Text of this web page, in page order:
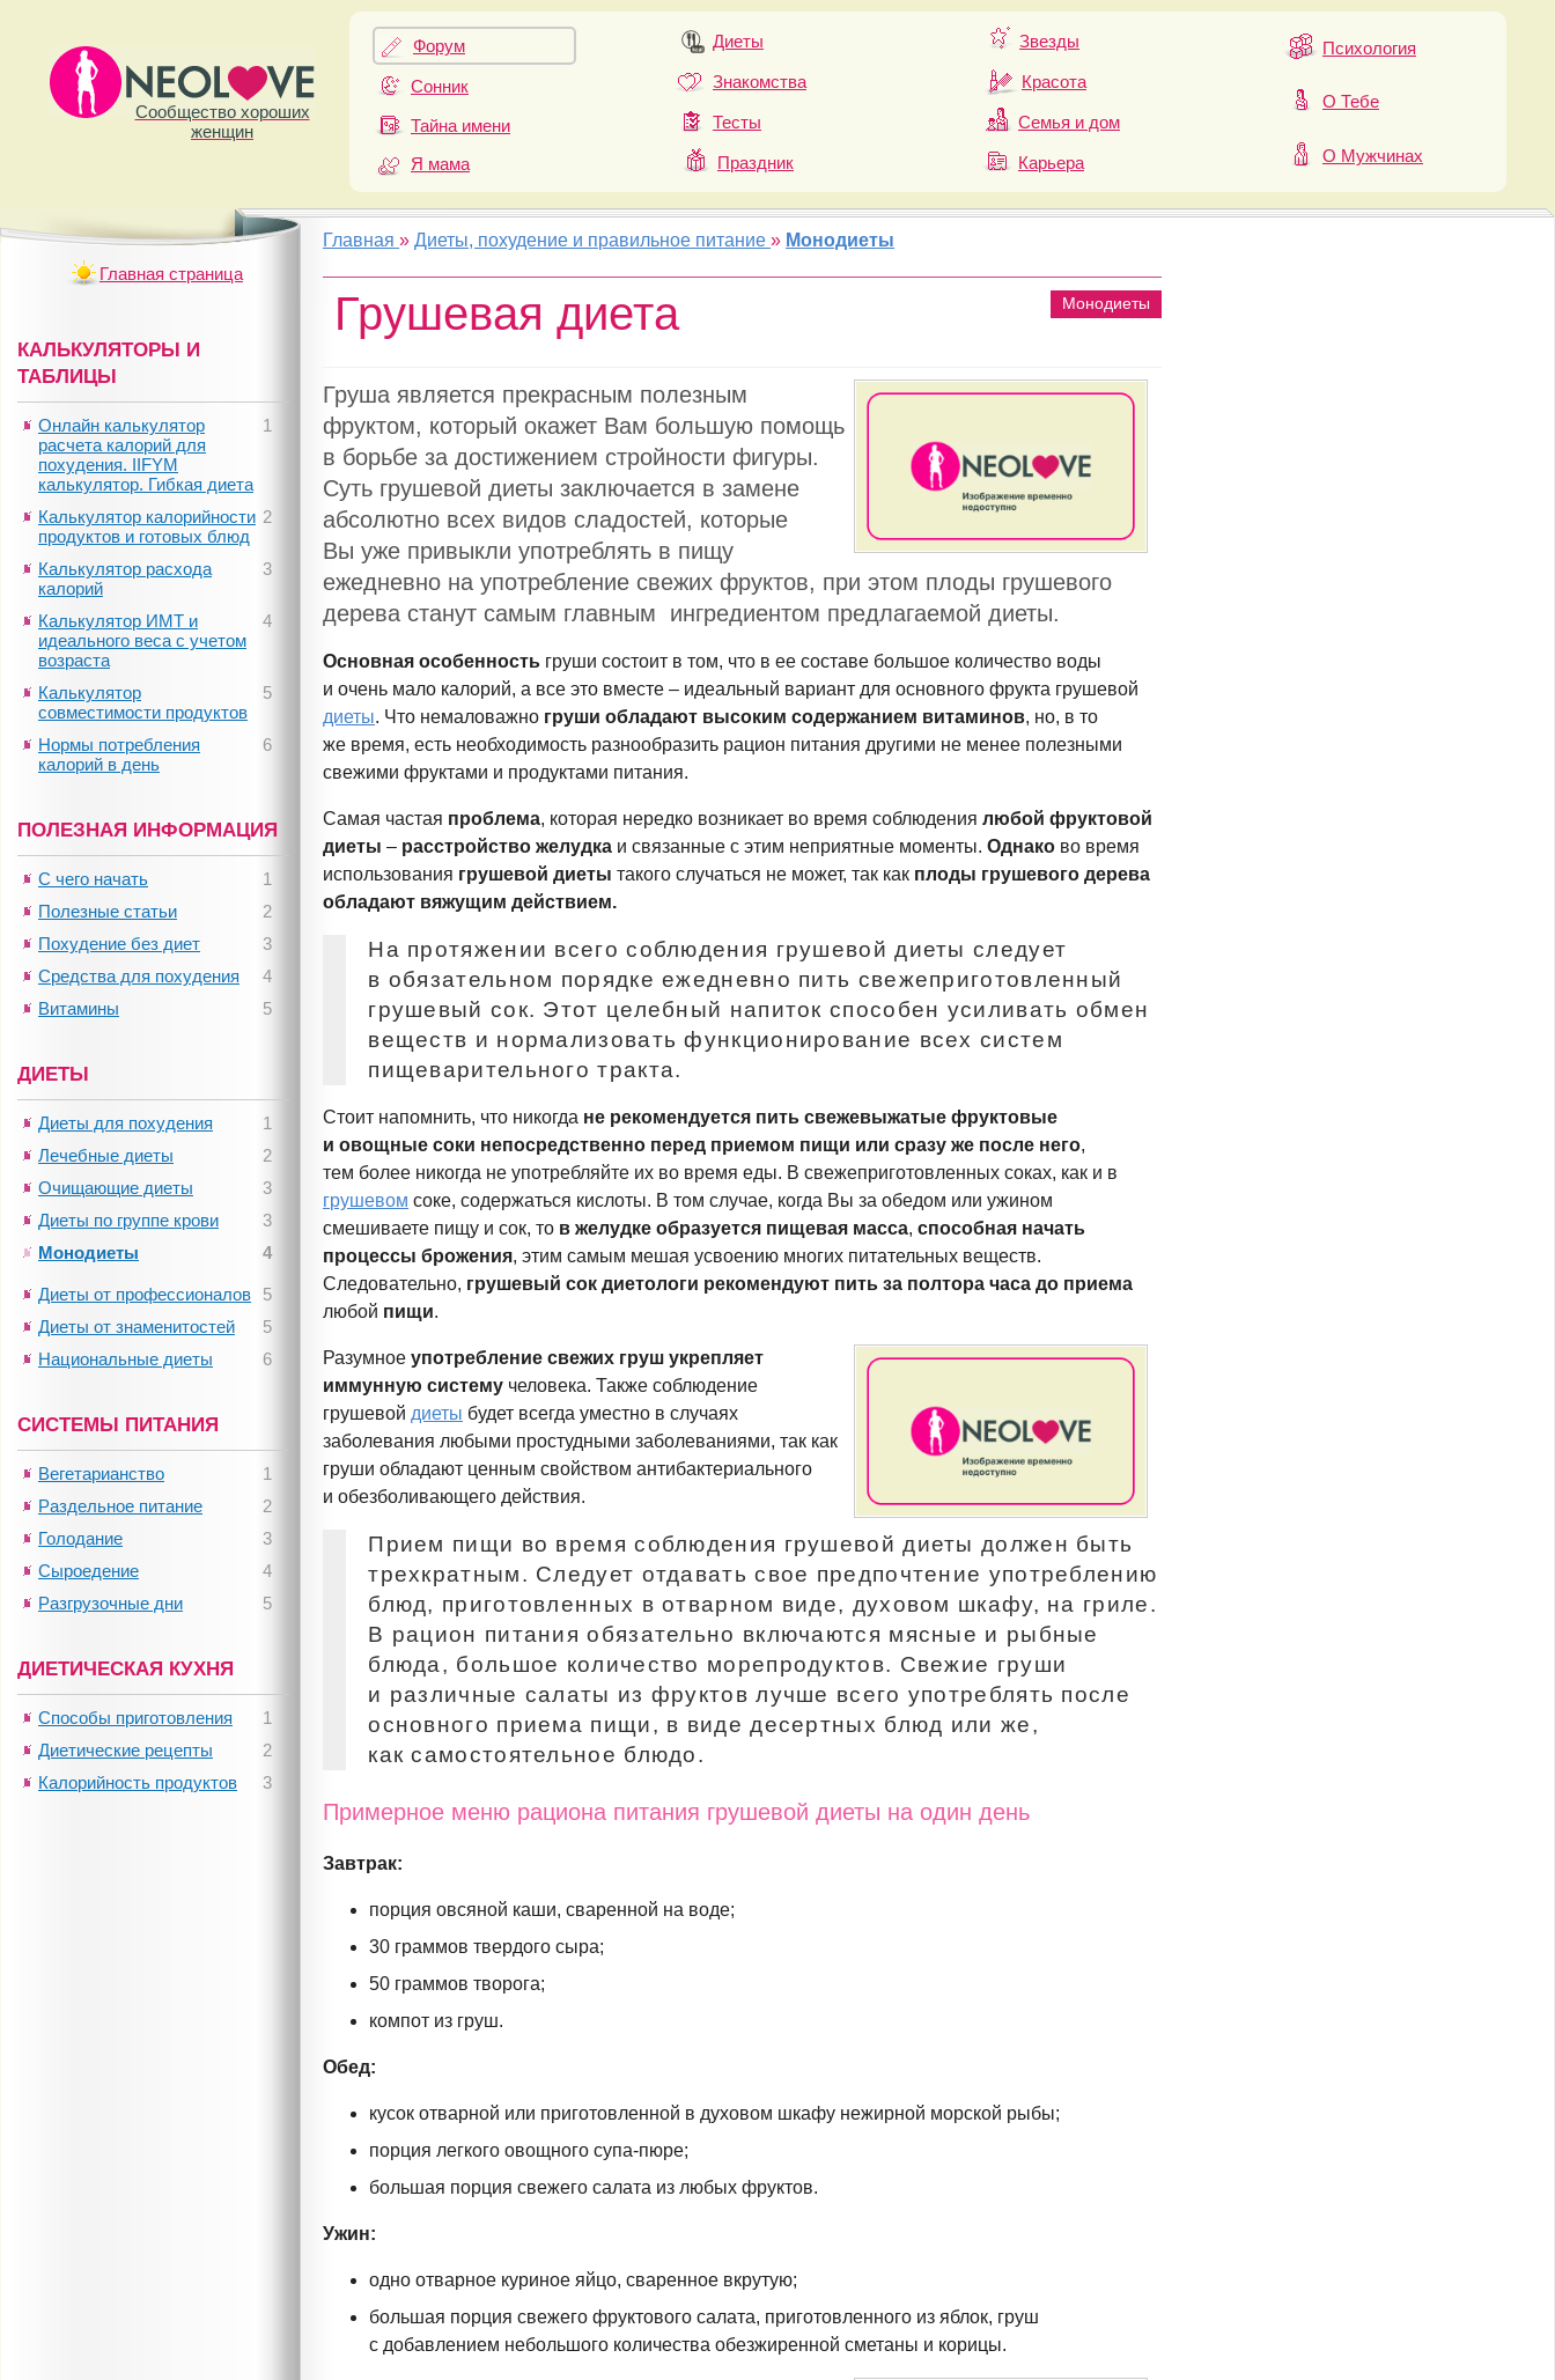
Сообщество хороших
женщин
Форум
Сонник
Тайна имени
Я мама
Диеты
Знакомства
Тесты
Праздник
Звезды
Красота
Семья и дом
Карьера
Психология
О Тебе
О Мужчинах
Главная »Диеты, похудение и правильное питание » Монодиеты
Монодиеты
Грушевая диета
Груша является прекрасным полезным
фруктом, который окажет Вам большую помощь
в борьбе за достижением стройности фигуры.
Суть грушевой диеты заключается в замене
абсолютно всех видов сладостей, которые
Вы уже привыкли употреблять в пищу
ежедневно на употребление свежих фруктов, при этом плоды грушевого
дерева станут самым главным ингредиентом предлагаемой диеты.
Основная особенность груши состоит в том, что в ее составе большое количество воды
и очень мало калорий, а все это вместе – идеальный вариант для основного фрукта грушевой
диеты. Что немаловажно груши обладают высоким содержанием витаминов, но, в то
же время, есть необходимость разнообразить рацион питания другими не менее полезными
свежими фруктами и продуктами питания.
Самая частая проблема, которая нередко возникает во время соблюдениялюбой фруктовой
диеты – расстройство желудка и связанные с этим неприятные моменты.Однако во время
использования грушевой диетытакого случаться не может, так как плоды грушевого дерева
обладают вяжущим действием.
На протяжении всего соблюдения грушевой диеты следует
в обязательном порядке ежедневно пить свежеприготовленный
грушевый сок. Этот целебный напиток способен усиливать обмен
веществ и нормализовать функционирование всех систем
пищеварительного тракта.
Стоит напомнить, что никогда не рекомендуется пить свежевыжатые фруктовые
и овощные соки непосредственно перед приемом пищи или сразу же после него,
тем более никогда не употребляйте их во время еды. В свежеприготовленных соках, как и в
грушевом соке, содержаться кислоты. В том случае, когда Вы за обедом или ужином
смешиваете пищу и сок, то в желудке образуется пищевая масса,способная начать
процессы брожения, этим самым мешая усвоению многих питательных веществ.
Следовательно, грушевый сок диетологи рекомендуют пить за полтора часа до приема
любой пищи.
Разумноеупотребление свежих груш укрепляет
иммунную систему человека. Также соблюдение
грушевой диеты будет всегда уместно в случаях
заболевания любыми простудными заболеваниями, так как
груши обладают ценным свойством антибактериального
и обезболивающего действия.
Прием пищи во время соблюдения грушевой диеты должен быть
трехкратным. Следует отдавать свое предпочтение употреблению
блюд, приготовленных в отварном виде, духовом шкафу, на гриле.
В рацион питания обязательно включаются мясные и рыбные
блюда, большое количество морепродуктов. Свежие груши
и различные салаты из фруктов лучше всего употреблять после
основного приема пищи, в виде десертных блюд или же,
как самостоятельное блюдо.
Примерное меню рациона питания грушевой диеты на один день
Завтрак:
порция овсяной каши, сваренной на воде;
30 граммов твердого сыра;
50 граммов творога;
компот из груш.
Обед:
кусок отварной или приготовленной в духовом шкафу нежирной морской рыбы;
порция легкого овощногосупа-пюре;
большая порция свежего салата из любых фруктов.
Ужин:
одно отварное куриное яйцо, сваренное вкрутую;
большая порция свежего фруктового салата, приготовленного из яблок, груш
с добавлением небольшого количества обезжиренной сметаны и корицы.
Главная страница
КАЛЬКУЛЯТОРЫ И
ТАБЛИЦЫ
1
Онлайн калькулятор
расчета калорий для
похудения. IIFYM
калькулятор. Гибкая диета
2
Калькулятор калорийности
продуктов и готовых блюд
3
Калькулятор расхода
калорий
4
Калькулятор ИМТ и
идеального веса с учетом
возраста
5
Калькулятор
совместимости продуктов
6
Нормы потребления
калорий в день
ПОЛЕЗНАЯ ИНФОРМАЦИЯ
1
С чего начать
2
Полезные статьи
3
Похудение без диет
4
Средства для похудения
5
Витамины
ДИЕТЫ
1
Диеты для похудения
2
Лечебные диеты
3
Очищающие диеты
3
Диеты по группе крови
4
Монодиеты
5
Диеты от профессионалов
5
Диеты от знаменитостей
6
Национальные диеты
СИСТЕМЫ ПИТАНИЯ
1
Вегетарианство
2
Раздельное питание
3
Голодание
4
Сыроедение
5
Разгрузочные дни
ДИЕТИЧЕСКАЯ КУХНЯ
1
Способы приготовления
2
Диетические рецепты
3
Калорийность продуктов